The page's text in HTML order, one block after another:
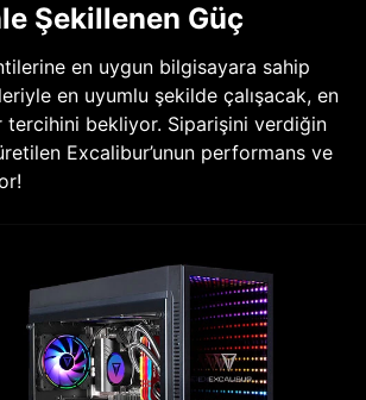
Şekillenen Güç
en uygun bilgisayara sahip
en uyumlu şekilde çalışacak, en
tercihini bekliyor. Siparişini verdiğin
Excalibur’unun performans ve